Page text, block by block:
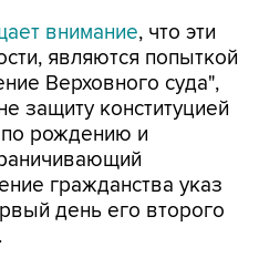
внимание, что эти
являются попыткой
Верховного суда",
защиту конституцией
по рождению и
гражданства указ
день его второго